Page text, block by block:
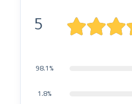
5
98.1%
1.8%